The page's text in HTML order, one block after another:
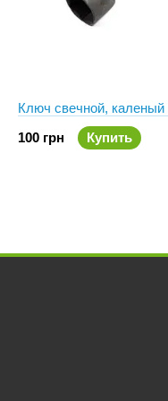
Ключ свечной,
100 грн
Купить